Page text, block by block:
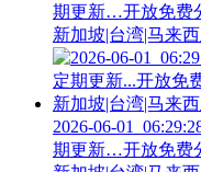
期更新…开放免费
新加坡|台湾|马来
2026-06-
期更新…开放免费